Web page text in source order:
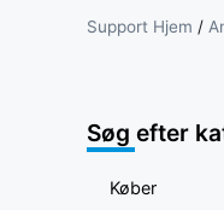
Support Hjem /
Søg efter
Køber